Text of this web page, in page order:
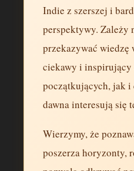
Indie z szerszej i
perspektywy. Zależy
przekazywać wiedzę
ciekawy i inspirujący
początkujących, jak
dawna interesują się
Wierzymy, że
poszerza horyzonty,